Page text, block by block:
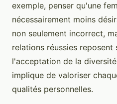
exemple, penser qu'une
nécessairement moins
non seulement incorrect,
relations réussies
l'acceptation de la
implique de valoriser
qualités personnelles.